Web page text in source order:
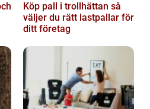
Köp pall i trollhättan så
väljer du rätt lastpallar för
ditt företag